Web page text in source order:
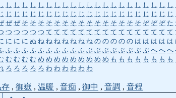
し し し し し し し し し し し し し し し し し し し し し
じ じ じ じ じ じ じ じ じ じ じ じ じ じ じ じ じ じ じ じ じ
ぜ ぜ そ そ そ そ そ そ そ そ そ そ そ そ そ そ そ ぞ ぞ ぞ た
つ つ つ つ つ て て て て て て て て て て て て て て て て
に に に ぬ ね ね ね ね ね ね ね の の の の の は は は は は
ふ ふ ふ ふ ふ ふ ふ ふ ふ ふ ぶ ぶ ぶ ぶ ぶ ぶ ぶ ぶ へ へ へ
む む む む め め め め め め め め め も も も も も も も も
ろ ろ ろ ろ ろ わ わ わ わ わ わ
存 , 御嶽 , 温暖 , 音痴 , 御中 , 音調 , 音程